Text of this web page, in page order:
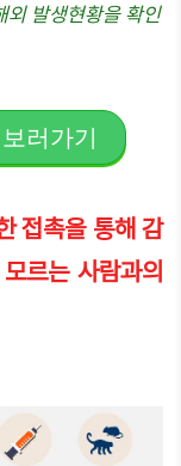
외 발생현황을 확인
러가기
접촉을 통해 감
모르는 사람과의